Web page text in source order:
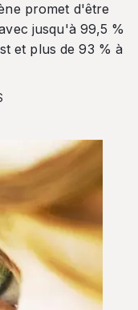
promet d'être
jusqu'à 99,5 %
et plus de 93 % à